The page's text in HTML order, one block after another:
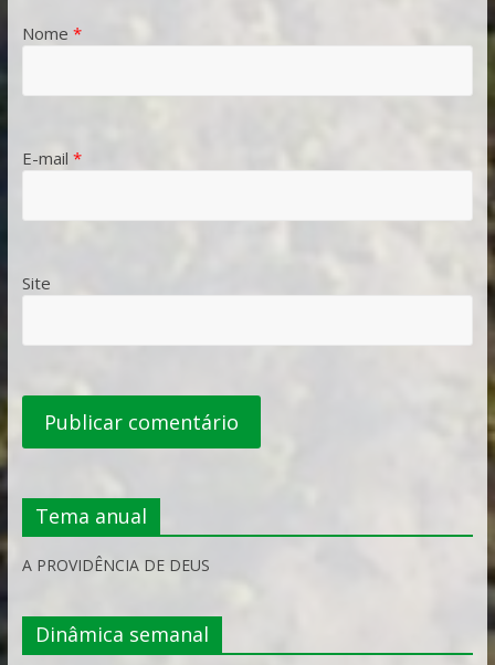
Nome *
E-mail *
Site
Tema anual
A PROVIDÊNCIA DE DEUS
Dinâmica semanal